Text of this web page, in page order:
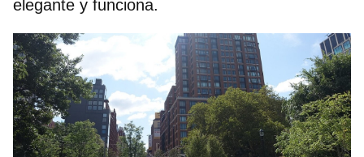
elegante y funciona.